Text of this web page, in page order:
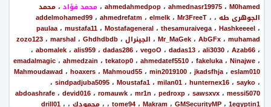
ahmedahmedpop، ahmednasr19975، M0hamed ،محمد فؤاد ،محمد
الجوهرى طه ، addelmohamed99، ahmedrefatm، elmelk، Mr3FreeT،
paulaa، mustafa11، Mostafageneral، thesamuraivega، Hashkeeeel،
Mr_MaGek، AbGFx، muhamad ، الجينرال ، zozo123، marshal، Ghdhdbdb
، abomalek، alis959، dadas286، vegoO ، dadas13، ali3030، Azab66،
emadalmagic، ahmedzain ، tekatop0، ahmedatef5510، fakeluka، Ninajwe،
Mahmoudawad ، hoaxers، Mahmoud55، min2019100،jkadsfhja، eslam010
، sindpadjuba5095، Moustafa1، milan01، hunternex16، sayko،
abdoashrafe، devid016، romauwk، mr1n ، pedroxp، sawsxvx، messi5070
، tome94، Makram، GMSecurityMP، 1egyptin1 ،محمودك ، drill01،